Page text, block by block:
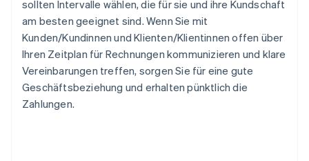
sollten Intervalle wählen, die für sie und ihre Kundschaft
am besten geeignet sind. Wenn Sie mit
Kunden/Kundinnen und Klienten/Klientinnen offen über
Ihren Zeitplan für Rechnungen kommunizieren und klare
Vereinbarungen treffen, sorgen Sie für eine gute
Geschäftsbeziehung und erhalten pünktlich die
Zahlungen.